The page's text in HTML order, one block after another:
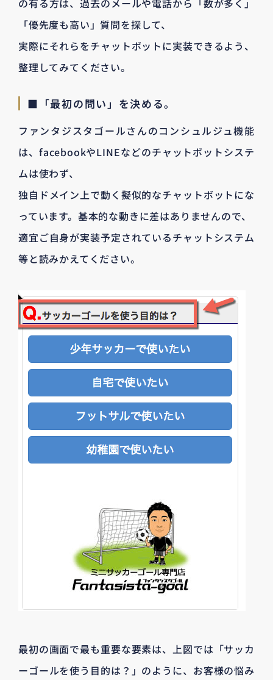
「優先度も高い」質問を探して、
実際にそれらをチャットボットに実装できるよう、
整理してみてください。
■「最初の問い」を決める。
ファンタジスタゴールさんのコンシュルジュ機能
は、facebookやLINEなどのチャットボットシステ
ムは使わず、
独自ドメイン上で動く擬似的なチャットボットにな
っています。基本的な動きに差はありませんので、
適宜ご自身が実装予定されているチャットシステム
等と読みかえてください。
最初の画面で最も重要な要素は、上図では「サッカ
ーゴールを使う目的は？」のように、お客様の悩み